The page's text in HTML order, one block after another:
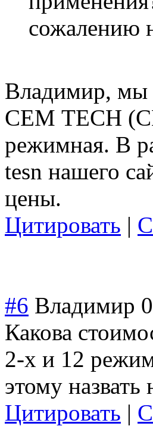
сожалению
Владимир, мы
СЕМ ТЕСН
режимная. В
tesn нашего
цены.
Цитировать |
#6 Владимир
Какова
2-х и 12
этому назвать
Цитировать |